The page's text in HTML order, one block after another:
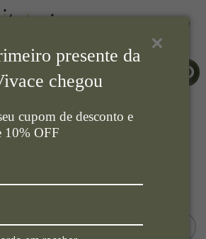
presente da
chegou
cupom de desconto e
10% OFF
Prato para Bolo